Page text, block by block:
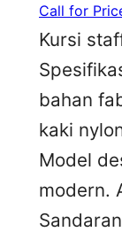
Call for
Kursi
bahan
kaki
Model
modern.